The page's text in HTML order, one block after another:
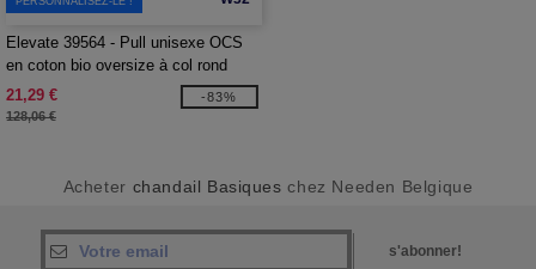
Elevate 39564 - Pull unisexe OCS
en coton bio oversize à col rond
Boris de 280 g/m2
21,29 €
128,06 €
-83%
Acheter chandail Basiques chez Needen Belgique
s'abonner!